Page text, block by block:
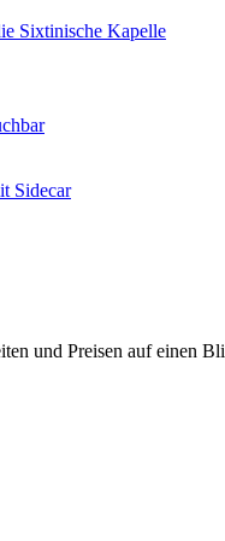
Sixtinische Kapelle
Sidecar
und Preisen auf einen